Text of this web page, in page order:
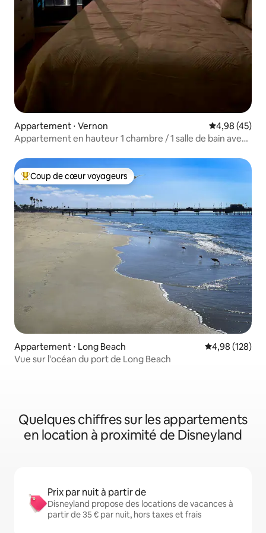
Appartement ⋅ Vernon Évaluation
4,98 (45)
Appartement en hauteur 1 chambre / 1 salle de bain avec
Coups de cœur voyageurs les plus appréciés
Coup de cœur voyageurs
Appartement ⋅ Long Beach Évaluation
4,98 (128)
Vue sur l'océan du port de Long Beach
Quelques chiffres sur les appartements
en location à proximité de Disneyland
Prix par nuit à partir de
Disneyland propose des locations de vacances à
partir de 35 € par nuit, hors taxes et frais